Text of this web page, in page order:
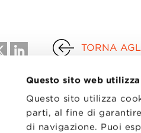
Questo sito web
Questo sito utilizza
parti, al fine di
di navigazione. Puoi
TORNA